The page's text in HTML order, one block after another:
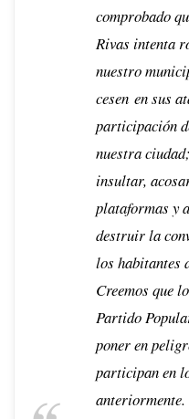
comprobado
Rivas intenta
nuestro
cesen en sus
participación
nuestra
insultar,
plataformas y
destruir la
los habitantes
Creemos que
Partido
poner en
participan en